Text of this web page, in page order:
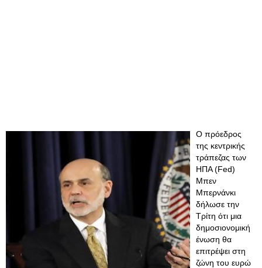
Ο πρόεδρος
της κεντρικής
τράπεζας των
ΗΠΑ (Fed)
Μπεν
Μπερνάνκι
δήλωσε την
Τρίτη ότι μια
δημοσιονομική
ένωση θα
επιτρέψει στη
ζώνη του ευρώ